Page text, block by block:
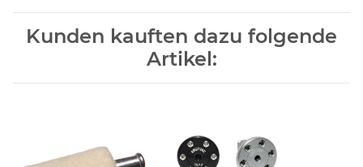
Kunden kauften dazu folgende
Artikel: